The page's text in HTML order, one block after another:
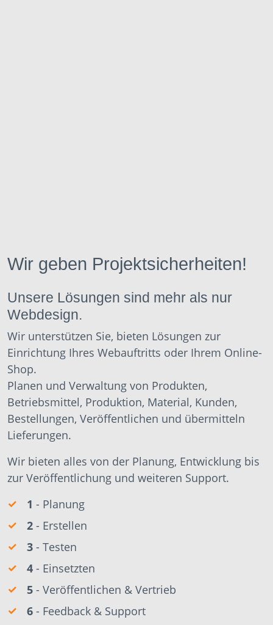
Wir geben Projektsicherheiten!
Unsere Lösungen sind mehr als nur
Webdesign.
Wir unterstützen Sie, bieten Lösungen zur
Einrichtung Ihres Webauftritts oder Ihrem Online-
Shop.
Planen und Verwaltung von Produkten,
Betriebsmittel, Produktion, Material, Kunden,
Bestellungen, Veröffentlichen und übermitteln
Lieferungen.
Wir bieten alles von der Planung, Entwicklung bis
zur Veröffentlichung und weiteren Support.
1 - Planung
2 - Erstellen
3 - Testen
4 - Einsetzten
5 - Veröffentlichen & Vertrieb
6 - Feedback & Support